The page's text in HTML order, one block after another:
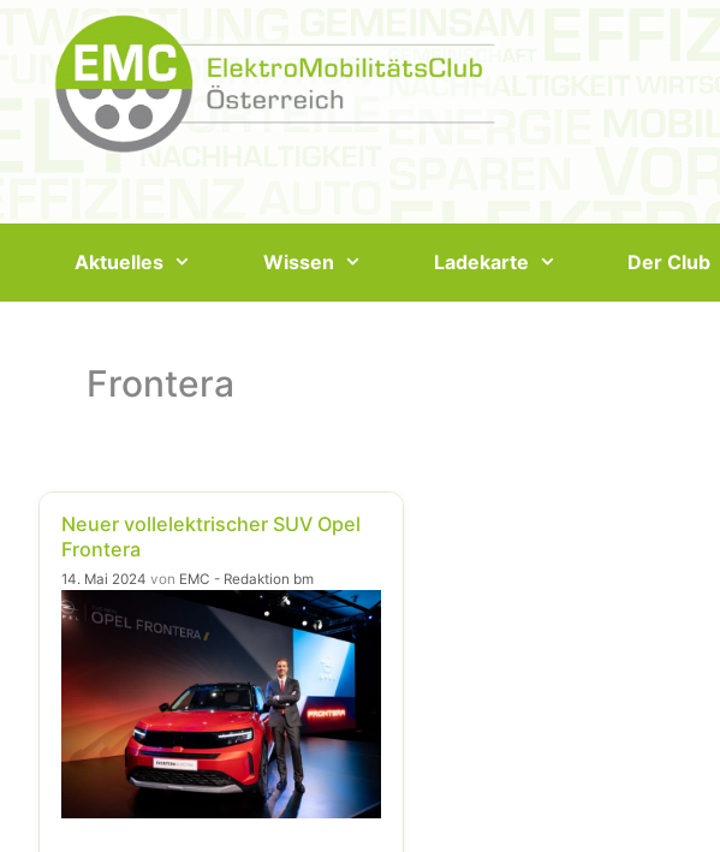
Aktuelles Wissen Ladekarte Der Club
Frontera
Neuer vollelektrischer SUV Opel
Frontera
14. Mai 2024 von EMC - Redaktion bm